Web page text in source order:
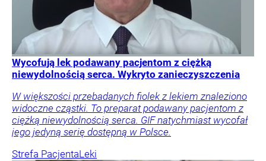
Wycofują lek podawany pacjentom z ciężką
niewydolnością serca. Wykryto zanieczyszczenia
W większości przebadanych fiolek z lekiem znaleziono
widoczne cząstki. To preparat podawany pacjentom z
ciężką niewydolnością serca. GIF natychmiast wycofał
jego jedyną serię dostępną w Polsce.
Strefa PacjentaLeki